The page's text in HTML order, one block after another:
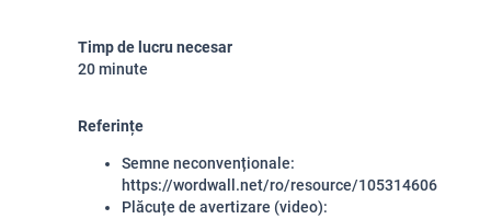
Timp de lucru necesar
20 minute
Referințe
Semne neconvenționale:
https://wordwall.net/ro/resource/105314606
Plăcuțe de avertizare (video):